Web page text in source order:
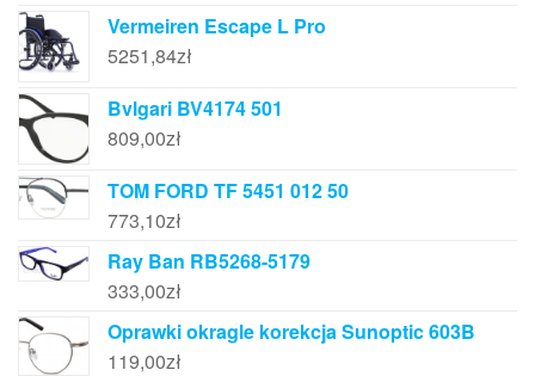
Vermeiren Escape L Pro
5251,84zł
Bvlgari BV4174 501
809,00zł
TOM FORD TF 5451 012 50
773,10zł
Ray Ban RB5268-5179
333,00zł
Oprawki okragle korekcja Sunoptic 603B
119,00zł